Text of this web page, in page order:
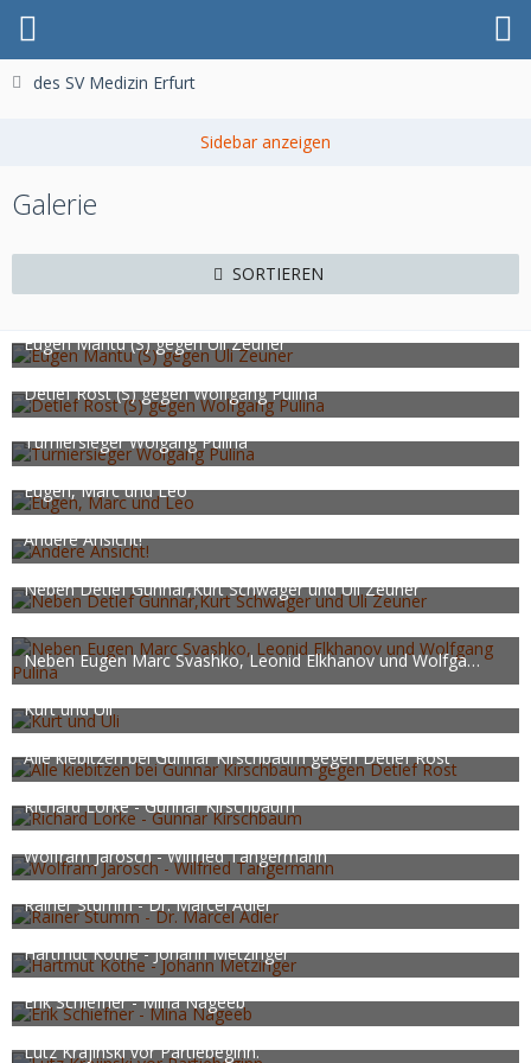
des SV Medizin Erfurt
Galerie
SORTIEREN
Eugen Mantu (S) gegen Uli Zeuner
HJHW
9. Oktober 2023
435
0 0
Detlef Rost (S) gegen Wolfgang Pulina
HJHW
9. Oktober 2023
472
0 1
Turniersieger Wolgang Pulina
HJHW
9. Oktober 2023
500
0 0
Eugen, Marc und Leo
HJHW
9. Oktober 2023
374
0 0
Andere Ansicht!
HJHW
9. Oktober 2023
431
0 0
Neben Detlef Gunnar,Kurt Schwager und Uli Zeuner
HJHW
9. Oktober 2023
436
0 0
Neben Eugen Marc Svashko, Leonid Elkhanov und Wolfgang Pulina
HJHW
9. Oktober 2023
412
0 1
Kurt und Uli
HJHW
9. Oktober 2023
406
0 0
Alle kiebitzen bei Gunnar Kirschbaum gegen Detlef Rost
HJHW
9. Oktober 2023
429
0 1
Richard Lorke - Gunnar Kirschbaum
HJHW
19. September 2023
452
0 0
Wolfram Jarosch - Wilfried Tangermann
HJHW
19. September 2023
1.075
0 1
Rainer Stumm - Dr. Marcel Adler
HJHW
19. September 2023
435
0 1
Hartmut Köthe - Johann Metzinger
HJHW
19. September 2023
635
0 1
Erik Schiefner - Mina Nageeb
HJHW
19. September 2023
485
0 0
Lutz Krajinski vor Partiebeginn.